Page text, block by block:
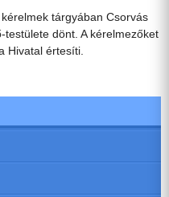
tárgyában Csorvás
dönt. A kérelmezőket
Hivatal értesíti.